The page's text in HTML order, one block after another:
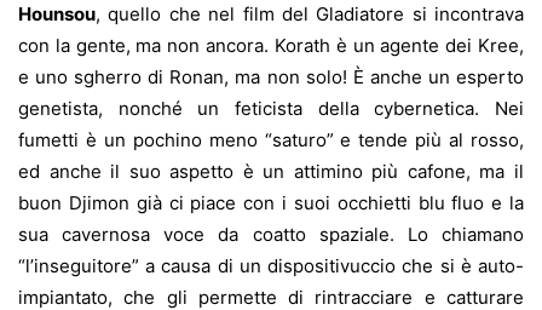
Hounsou, quello che nel film del Gladiatore si incontrava
con la gente, ma non ancora. Korath è un agente dei Kree,
e uno sgherro di Ronan, ma non solo! È anche un esperto
genetista, nonché un feticista della cybernetica. Nei
fumetti è un pochino meno “saturo” e tende più al rosso,
ed anche il suo aspetto è un attimino più cafone, ma il
buon Djimon già ci piace con i suoi occhietti blu fluo e la
sua cavernosa voce da coatto spaziale. Lo chiamano
“l’inseguitore” a causa di un dispositivuccio che si è auto-
impiantato, che gli permette di rintracciare e catturare